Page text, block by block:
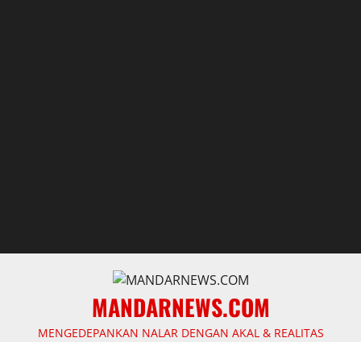
MANDARNEWS.COM
MENGEDEPANKAN NALAR DENGAN AKAL & REALITAS